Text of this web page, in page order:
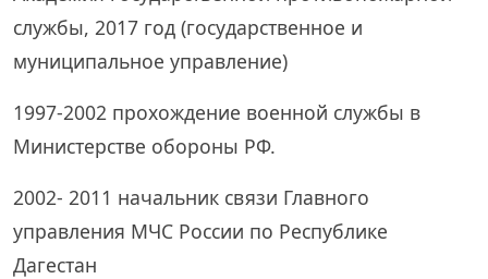
службы, 2017 год (государственное и
муниципальное управление)
1997-2002 прохождение военной службы в
Министерстве обороны РФ.
2002- 2011 начальник связи Главного
управления МЧС России по Республике
Дагестан